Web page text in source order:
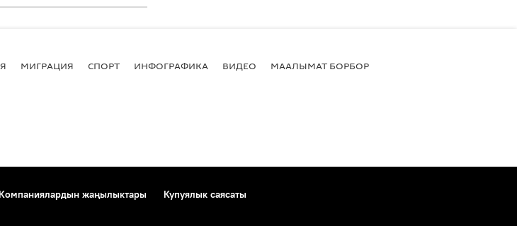
МИГРАЦИЯ СПОРТ ИНФОГРАФИКА ВИДЕО МААЛЫМАТ БОРБОР
Компаниялардын жаңылыктары
Купуялык саясаты